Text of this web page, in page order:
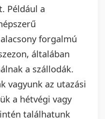
Például a
forgalmú
általában
a szállodák.
vagyunk az utazási
a hétvégi vagy
találhatunk